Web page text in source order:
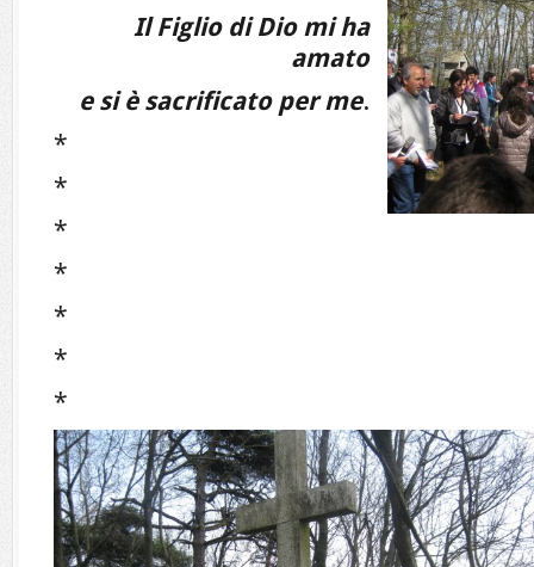
Il Figlio di Dio mi ha
amato
e si è sacrificato per me.
*
*
*
*
*
*
*